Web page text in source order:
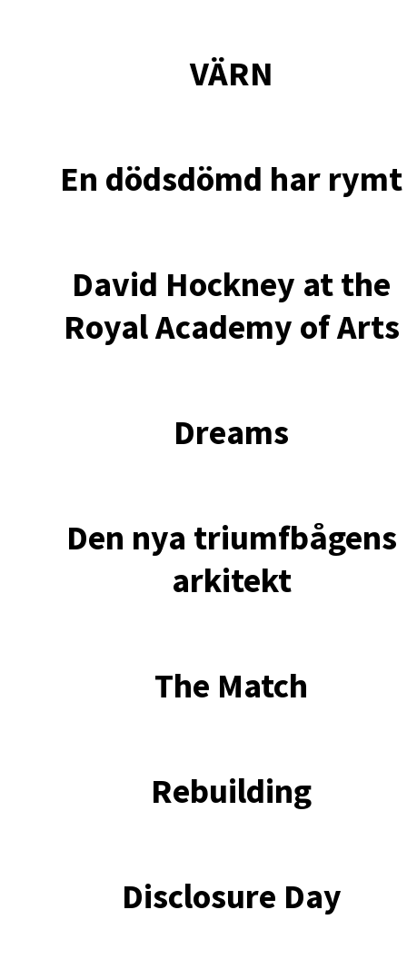
VÄRN
En dödsdömd har rymt
David Hockney at the
Royal Academy of Arts
Dreams
Den nya triumfbågens
arkitekt
The Match
Rebuilding
Disclosure Day